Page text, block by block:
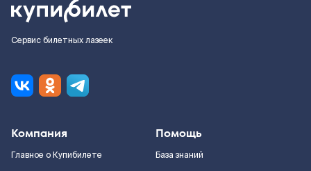
Сервис билетных лазеек
Компания
Главное о Купибилете
Помощь
База знаний